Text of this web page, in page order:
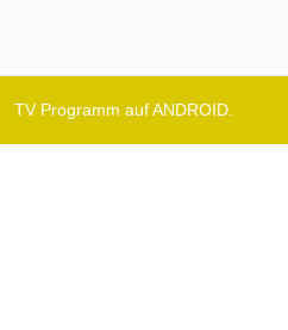
TV Programm auf ANDROID.